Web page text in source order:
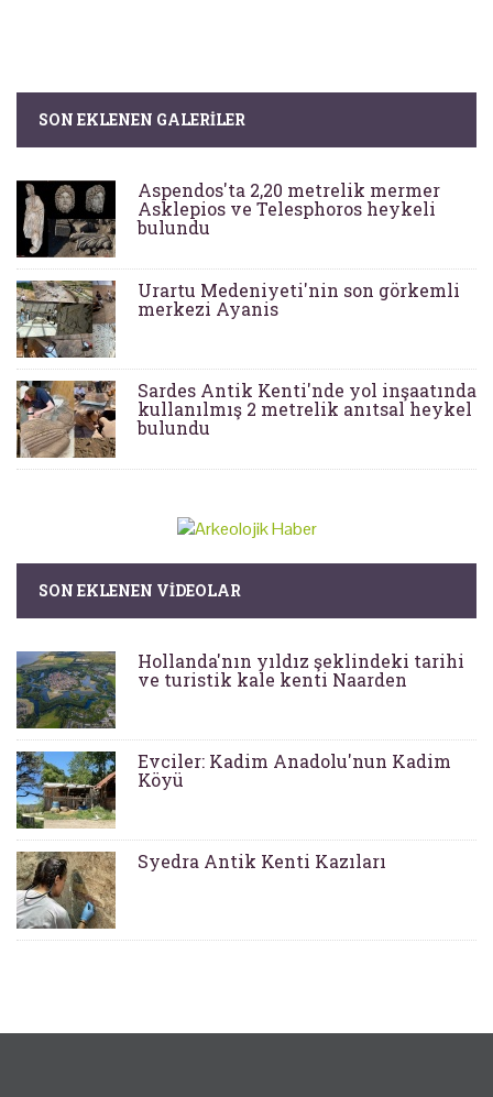
SON EKLENEN GALERILER
Aspendos'ta 2,20 metrelik mermer
Asklepios ve Telesphoros heykeli
bulundu
Urartu Medeniyeti'nin son görkemli
merkezi Ayanis
Sardes Antik Kenti'nde yol inşaatında
kullanılmış 2 metrelik anıtsal heykel
bulundu
SON EKLENEN VIDEOLAR
Hollanda'nın yıldız şeklindeki tarihi
ve turistik kale kenti Naarden
Evciler: Kadim Anadolu'nun Kadim
Köyü
Syedra Antik Kenti Kazıları